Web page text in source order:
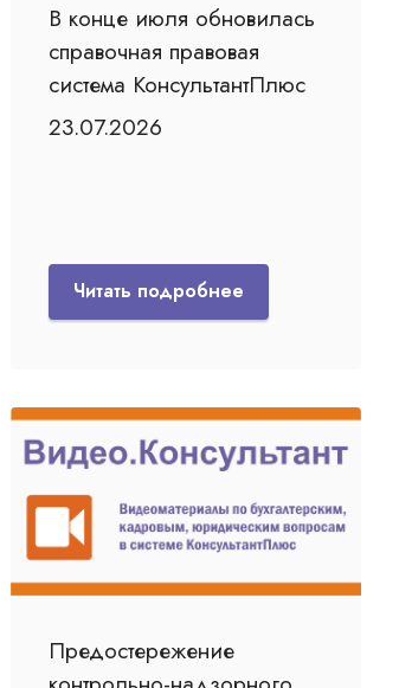
В конце июля обновилась
справочная правовая
система КонсультантПлюс
23.07.2026
Читать подробнее
Предостережение